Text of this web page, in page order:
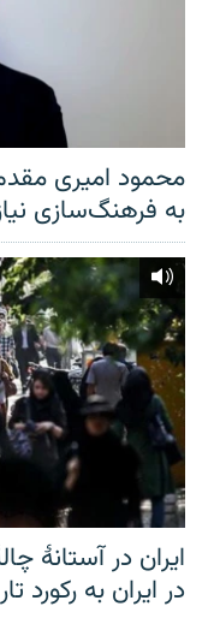
محمود امیری مقدم:
به فرهنگ‌سازی
ایران در آستانهٔ
در ایران به رکورد